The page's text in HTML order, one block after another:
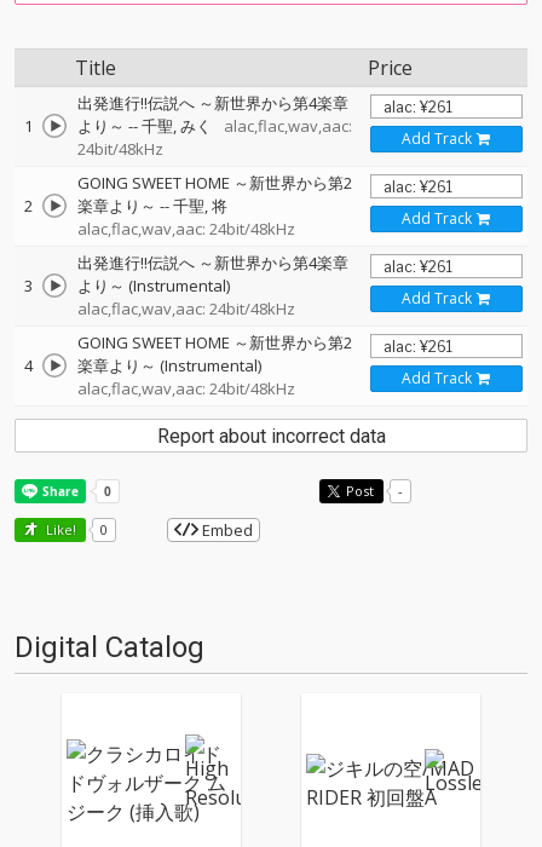
Title Price
1
出発進行!!伝説へ ～新世界から第4楽章
より～ --千聖 みく
alac,flac,wav,aac:
24bit/48kHz
Add Track
2
GOING SWEET HOME ～新世界から第2
楽章より～ --千聖 将
alac,flac,wav,aac: 24bit/48kHz
Add Track
3
出発進行!!伝説へ ～新世界から第4楽章
より～ (Instrumental)
alac,flac,wav,aac: 24bit/48kHz
Add Track
4
GOING SWEET HOME ～新世界から第2
楽章より～ (Instrumental)
alac,flac,wav,aac: 24bit/48kHz
Add Track
Report about incorrect data
Post -
Like! 0 Embed
Digital Catalog